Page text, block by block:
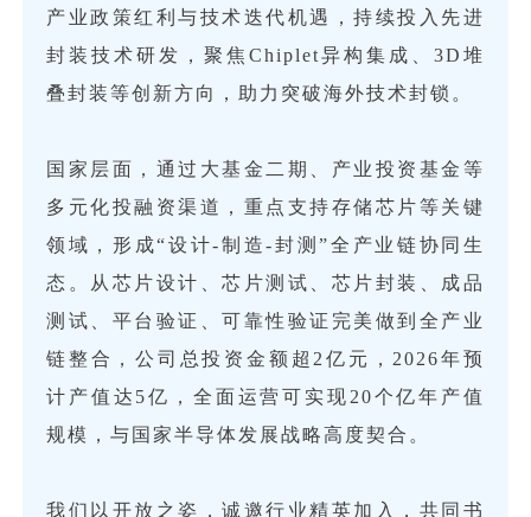
产业政策红利与技术迭代机遇，持续投入先进
封装技术研发，聚焦Chiplet异构集成、3D堆
叠封装等创新方向，助力突破海外技术封锁。
国家层面，通过大基金二期、产业投资基金等
多元化投融资渠道，重点支持存储芯片等关键
领域，形成“设计-制造-封测”全产业链协同生
态。从芯片设计、芯片测试、芯片封装、成品
测试、平台验证、可靠性验证完美做到全产业
链整合，公司总投资金额超2亿元，2026年预
计产值达5亿，全面运营可实现20个亿年产值
规模，与国家半导体发展战略高度契合。
我们以开放之姿，诚邀行业精英加入，共同书